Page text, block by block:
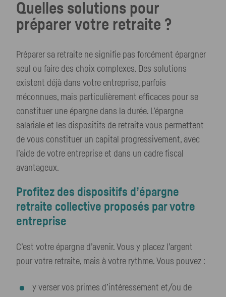
Quelles solutions pour
préparer votre retraite ?
Préparer sa retraite ne signifie pas forcément épargner
seul ou faire des choix complexes. Des solutions
existent déjà dans votre entreprise, parfois
méconnues, mais particulièrement efficaces pour se
constituer une épargne dans la durée. L’épargne
salariale et les dispositifs de retraite vous permettent
de vous constituer un capital progressivement, avec
l’aide de votre entreprise et dans un cadre fiscal
avantageux.
Profitez des dispositifs d’épargne
retraite collective proposés par votre
entreprise
C’est votre épargne d’avenir. Vous y placez l’argent
pour votre retraite, mais à votre rythme. Vous pouvez :
y verser vos primes d’intéressement et/ou de